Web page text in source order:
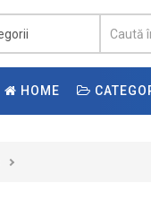
HOME